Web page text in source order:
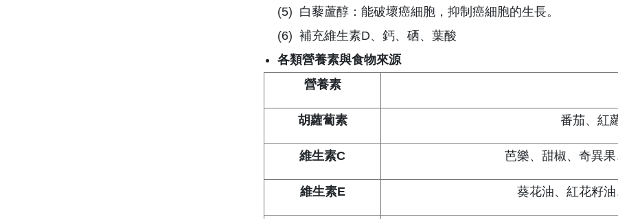
(5) 白藜蘆醇：能破壞癌細胞，抑制癌細胞的生長。
(6) 補充維生素D、鈣、硒、葉酸
各類營養素與食物來源
營養素
胡蘿蔔素 番茄、紅
維生素C 芭樂、甜椒、奇異
維生素E 葵花油、紅花籽